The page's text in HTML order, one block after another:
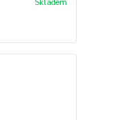
Skladem